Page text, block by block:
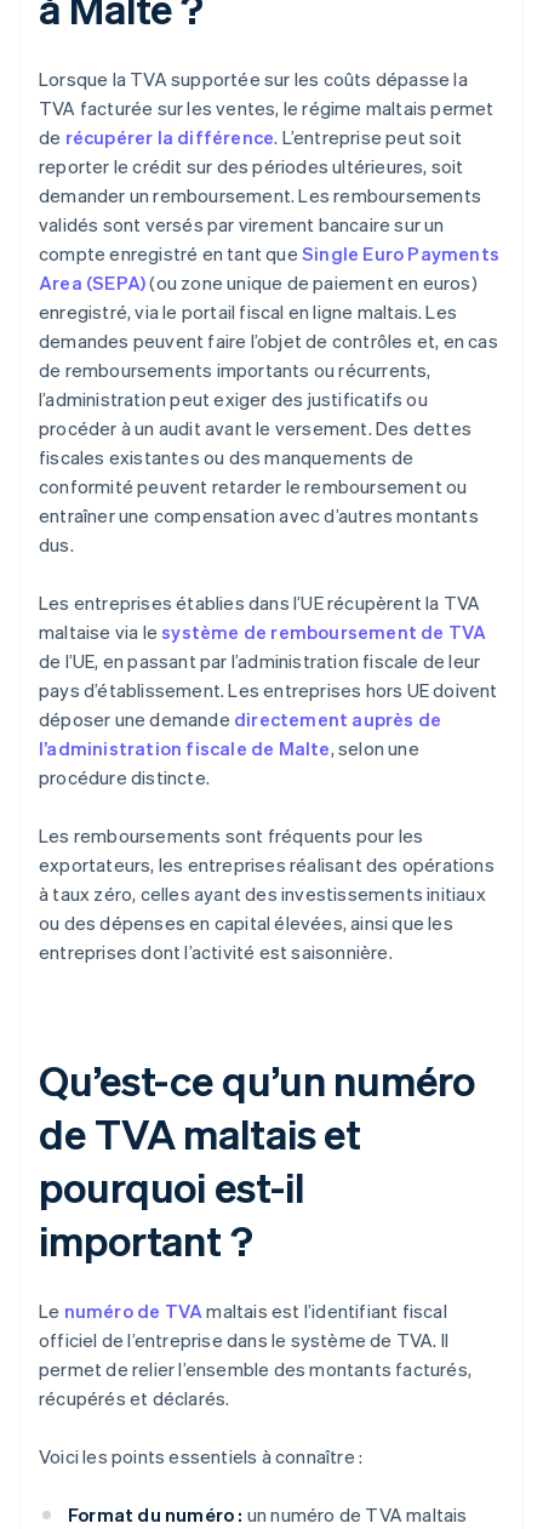
Lorsque la TVA supportée sur les coûts dépasse la
TVA facturée sur les ventes, le régime maltais permet
de récupérer la différence. L’entreprise peut soit
reporter le crédit sur des périodes ultérieures, soit
demander un remboursement. Les remboursements
validés sont versés par virement bancaire sur un
compte enregistré en tant que Single Euro Payments
Area (SEPA)(ou zone unique de paiement en euros)
enregistré, via le portail fiscal en ligne maltais. Les
demandes peuvent faire l’objet de contrôles et, en cas
de remboursements importants ou récurrents,
l’administration peut exiger des justificatifs ou
procéder à un audit avant le versement. Des dettes
fiscales existantes ou des manquements de
conformité peuvent retarder le remboursement ou
entraîner une compensation avec d’autres montants
dus.
Les entreprises établies dans l’UE récupèrent la TVA
maltaise via lesystème de remboursement de TVA
de l’UE, en passant par l’administration fiscale de leur
pays d’établissement. Les entreprises hors UE doivent
déposer une demande directement auprès de
l’administration fiscale de Malte, selon une
procédure distincte.
Les remboursements sont fréquents pour les
exportateurs, les entreprises réalisant des opérations
à taux zéro, celles ayant des investissements initiaux
ou des dépenses en capital élevées, ainsi que les
entreprises dont l’activité est saisonnière.
Qu’est-ce qu’un numéro
de TVA maltais et
pourquoi est-il
important ?
Le numéro de TVAmaltais est l’identifiant fiscal
officiel de l’entreprise dans le système de TVA. Il
permet de relier l’ensemble des montants facturés,
récupérés et déclarés.
Voici les points essentiels à connaître :
Format du numéro : un numéro de TVA maltais